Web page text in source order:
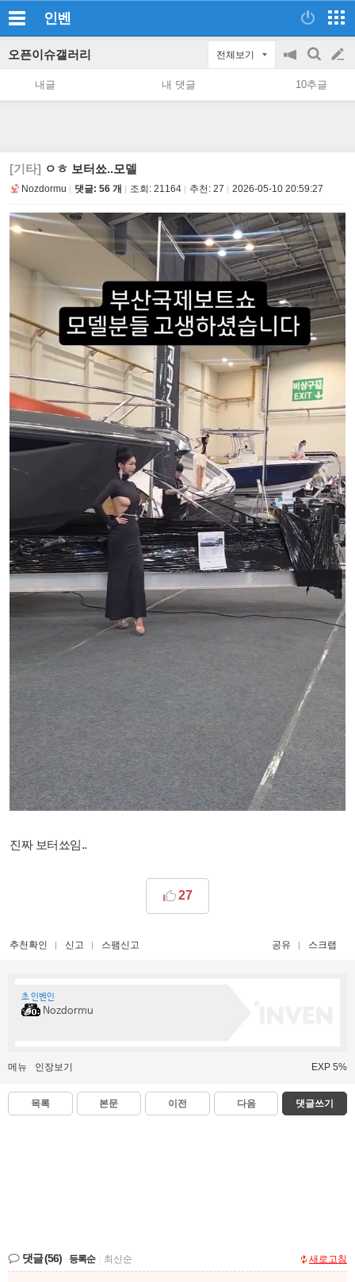
인벤
오픈이슈갤러리 전체보기
공
지
on/off
검
색
글
쓰
내글 내 댓글 10추글
[기타] ㅇㅎ 보터쑈..모델
Nozdormu 댓글: 56 개 조회: 21164 추천: 27 2026-05-10 20:59:27
진짜 보터쑈임..
27
추천확인 신고 스팸신고 공유 스크랩
초 인벤인
Nozdormu
메뉴 인장보기 EXP 5%
목록 본문 이전 다음 댓글쓰기
댓글(56) 등록순 최신순 새로고침